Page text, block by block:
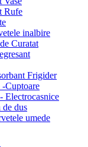
Rufe
inalbire
Curatat
Frigider
Cuptoare
Electrocasnice
dus
umede